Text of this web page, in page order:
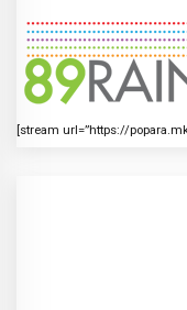
[stream url=”https://